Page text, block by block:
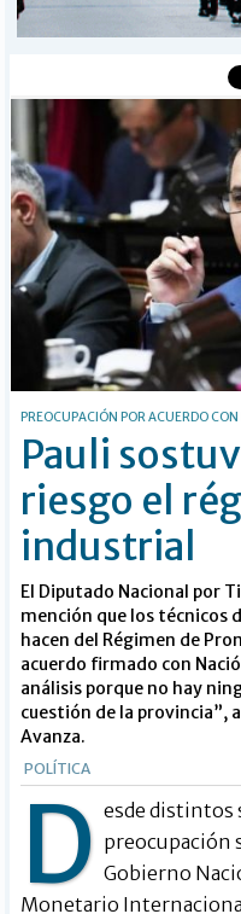
PREOCUPACIÓN POR ACUERDO CON
Pauli
riesgo el
industrial
El Diputado Nacional por
mención que los técnicos
hacen del Régimen de
acuerdo firmado con
análisis porque no hay
cuestión de la provincia”,
Avanza.
POLÍTICA
D esde distintos
preocupación
Gobierno
Monetario